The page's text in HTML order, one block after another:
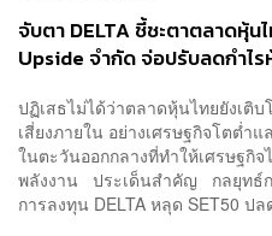
จับตา DELTA ชี้ชะตาตลาดหุ้น
Upside จำกัด จ่อปรับลดกำไ
ปฏิเสธไม่ได้ว่าตลาดหุ้นไทยยังเติ
เสี่ยงภายใน อย่างเศรษฐกิจโตต่ำ
ในตะวันออกกลางที่ทำให้เศรษฐกิ
พลังงาน ประเด็นสำคัญ กลยุทธ์ก
การลงทุน DELTA หลุด SET50